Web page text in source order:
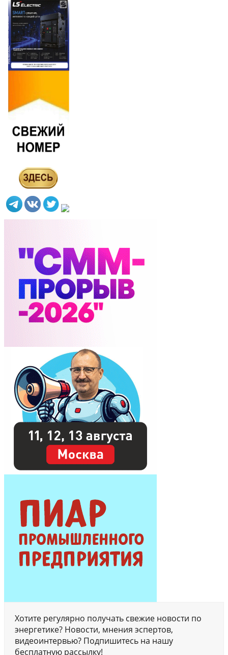
Хотите регулярно получать свежие новости по
энергетике? Новости, мнения эспертов,
видеоинтервью? Подпишитесь на нашу
бесплатную рассылку!